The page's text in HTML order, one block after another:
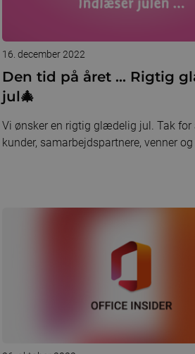
16. december 2022
Den tid på året ... Rigtig
jul🎄
Vi ønsker en rigtig glædelig jul. Tak for
kunder, samarbejdspartnere, venner og